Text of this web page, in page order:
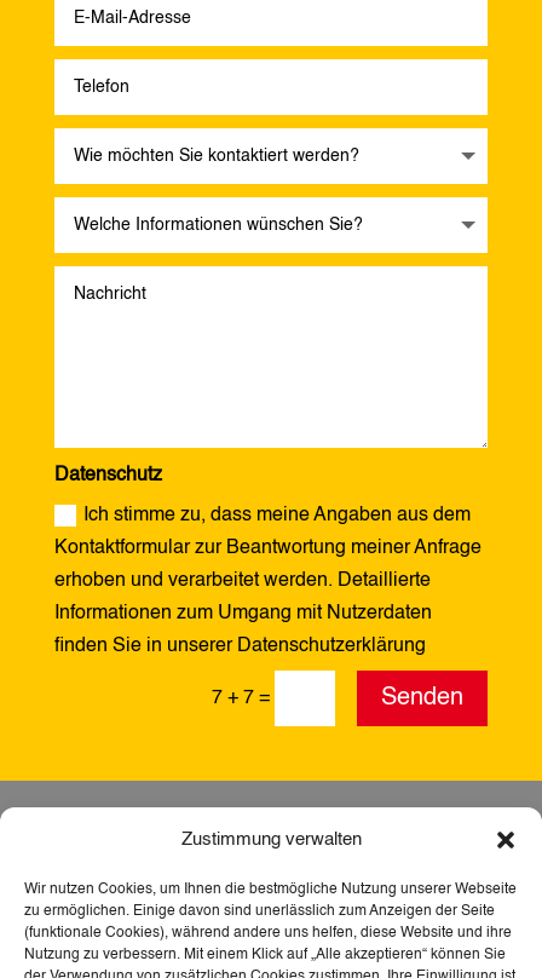
Zustimmung verwalten
Wir nutzen Cookies, um Ihnen die bestmögliche Nutzung unserer Webseite
zu ermöglichen. Einige davon sind unerlässlich zum Anzeigen der Seite
(funktionale Cookies), während andere uns helfen, diese Website und ihre
Nutzung zu verbessern. Mit einem Klick auf „Alle akzeptieren“ können Sie
Datenschutz
Ich stimme zu, dass meine Angaben aus dem
Kontaktformular zur Beantwortung meiner Anfrage
erhoben und verarbeitet werden. Detaillierte
Informationen zum Umgang mit Nutzerdaten
finden Sie in unserer Datenschutzerklärung
7 + 7 = Senden